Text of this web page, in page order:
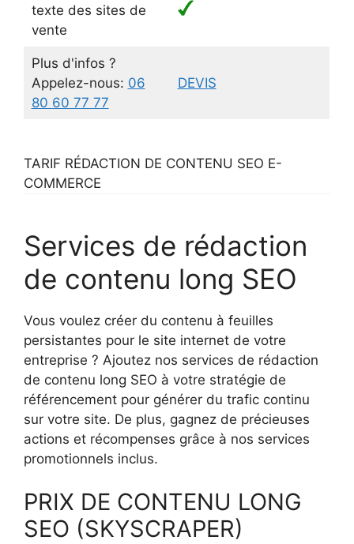
texte des sites de
vente
Plus d'infos ?
Appelez-nous: 06
80 60 77 77
DEVIS
TARIF RÉDACTION DE CONTENU SEO E-
COMMERCE
Services de rédaction
de contenu long SEO
Vous voulez créer du contenu à feuilles
persistantes pour le site internet de votre
entreprise ? Ajoutez nos services de rédaction
de contenu long SEO à votre stratégie de
référencement pour générer du trafic continu
sur votre site. De plus, gagnez de précieuses
actions et récompenses grâce à nos services
promotionnels inclus.
PRIX DE CONTENU LONG
SEO (SKYSCRAPER)